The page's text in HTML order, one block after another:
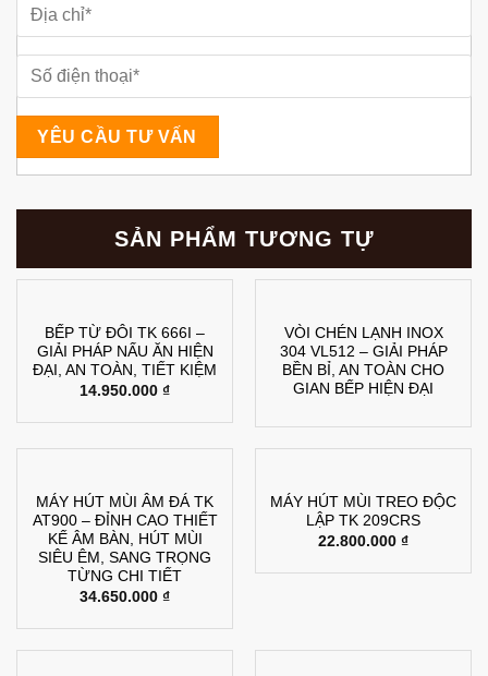
SẢN PHẨM TƯƠNG TỰ
BẾP TỪ ĐÔI TK 666I –
GIẢI PHÁP NẤU ĂN HIỆN
ĐẠI, AN TOÀN, TIẾT KIỆM
14.950.000 ₫
VÒI CHÉN LẠNH INOX
304 VL512 – GIẢI PHÁP
BỀN BỈ, AN TOÀN CHO
GIAN BẾP HIỆN ĐẠI
MÁY HÚT MÙI ÂM ĐÁ TK
AT900 – ĐỈNH CAO THIẾT
KẾ ÂM BÀN, HÚT MÙI
SIÊU ÊM, SANG TRỌNG
TỪNG CHI TIẾT
34.650.000 ₫
MÁY HÚT MÙI TREO ĐỘC
LẬP TK 209CRS
22.800.000 ₫